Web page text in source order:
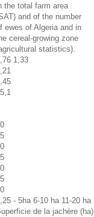
the total farm area
and of the number
ewes of Algeria and in
cereal-growing zone
statistics).
1,33
- 5ha 6-10 ha 11-20
de la jachère (ha)